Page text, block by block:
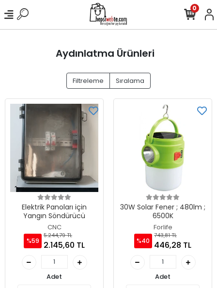
0
Aydınlatma Ürünleri
Filtreleme Sıralama
Elektrik Panoları için
Yangın Söndürücü
CNC
%59
5.244,79 TL
2.145,60 TL
Adet
30W Solar Fener ; 480lm ;
6500K
Forlife
%40
743,81 TL
446,28 TL
Adet